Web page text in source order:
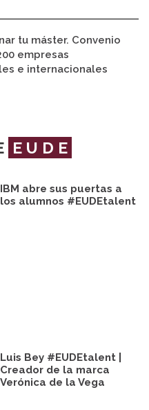
tu máster. Convenio
empresas
e internacionales
EUDE
IBM abre sus puertas a
los alumnos #EUDEtalent
Luis Bey #EUDEtalent |
Creador de la marca
Verónica de la Vega